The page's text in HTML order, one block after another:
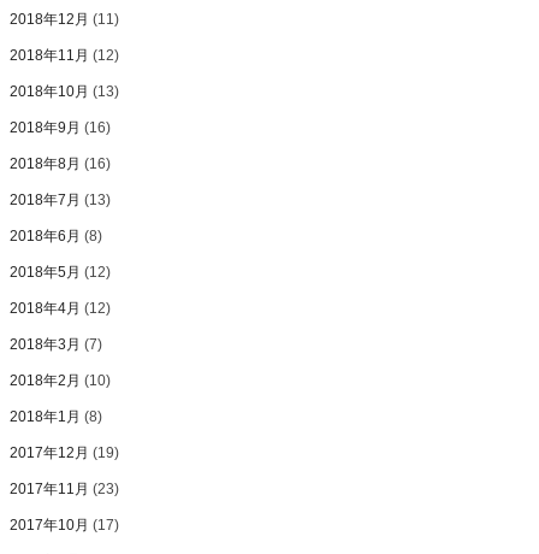
2018年12月 (11)
2018年11月 (12)
2018年10月 (13)
2018年9月 (16)
2018年8月 (16)
2018年7月 (13)
2018年6月 (8)
2018年5月 (12)
2018年4月 (12)
2018年3月 (7)
2018年2月 (10)
2018年1月 (8)
2017年12月 (19)
2017年11月 (23)
2017年10月 (17)